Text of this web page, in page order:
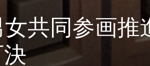
女共同参画推